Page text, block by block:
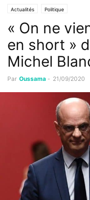
Actualités Politique
« On ne
en short »
Michel
Par Oussama - 21/09/2020